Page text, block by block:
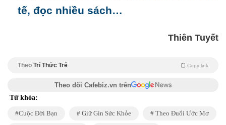
tế, đọc nhiều sách…
Thiên Tuyết
Theo Trí Thức Trẻ Copy link
Theo dõi Cafebiz.vn trên
Từ khóa:
Cuộc Đời Bạn Giữ Gìn Sức Khỏe Theo Đuổi Ước Mơ